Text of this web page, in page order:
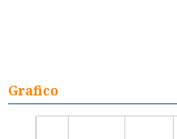
Grafico